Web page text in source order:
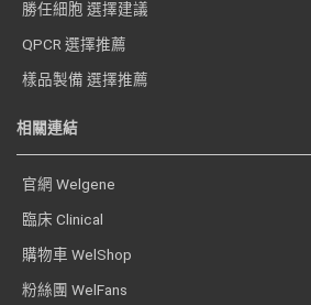
勝任細胞 選擇建議
QPCR 選擇推薦
樣品製備 選擇推薦
相關連結
官網 Welgene
臨床 Clinical
購物車 WelShop
粉絲團 WelFans